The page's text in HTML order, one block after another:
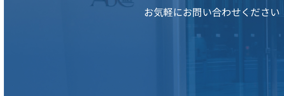
お気軽にお問い合わせください